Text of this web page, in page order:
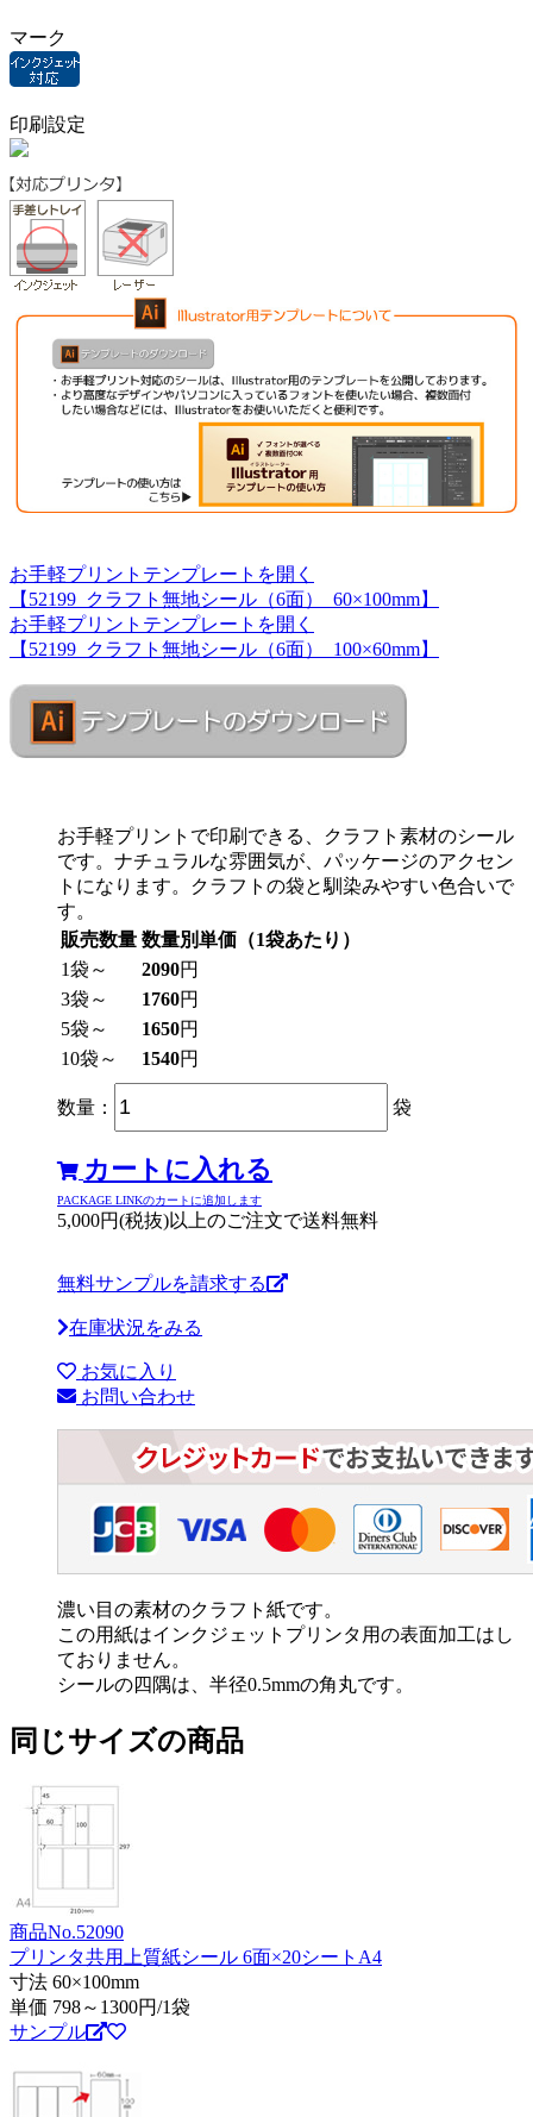
マーク
印刷設定
お手軽プリントテンプレートを開く
【52199_クラフト無地シール（6面）_60×100mm】
お手軽プリントテンプレートを開く
【52199_クラフト無地シール（6面）_100×60mm】
お手軽プリントで印刷できる、クラフト素材のシール
です。ナチュラルな雰囲気が、パッケージのアクセン
トになります。クラフトの袋と馴染みやすい色合いで
す。
販売数量 数量別単価（1袋あたり）
1袋～
2090円
3袋～
1760円
5袋～
1650円
10袋～
1540円
数量： 袋
カートに入れる
PACKAGE LINKのカートに追加します
5,000円(税抜)以上のご注文で送料無料
無料サンプルを請求する
在庫状況をみる
お気に入り
お問い合わせ
濃い目の素材のクラフト紙です。
この用紙はインクジェットプリンタ用の表面加工はし
ておりません。
シールの四隅は、半径0.5mmの角丸です。
同じサイズの商品
商品No.52090
プリンタ共用上質紙シール 6面×20シートA4
寸法 60×100mm
単価 798～1300円/1袋
サンプル